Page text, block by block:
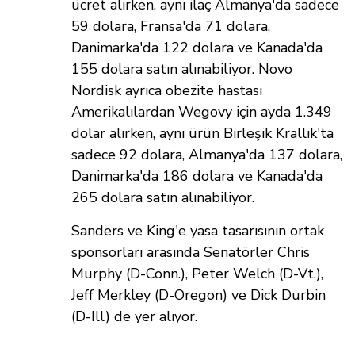
ücret alırken, aynı ilaç Almanya'da sadece
59 dolara, Fransa'da 71 dolara,
Danimarka'da 122 dolara ve Kanada'da
155 dolara satın alınabiliyor. Novo
Nordisk ayrıca obezite hastası
Amerikalılardan Wegovy için ayda 1.349
dolar alırken, aynı ürün Birleşik Krallık'ta
sadece 92 dolara, Almanya'da 137 dolara,
Danimarka'da 186 dolara ve Kanada'da
265 dolara satın alınabiliyor.
Sanders ve King'e yasa tasarısının ortak
sponsorları arasında Senatörler Chris
Murphy (D-Conn.), Peter Welch (D-Vt.),
Jeff Merkley (D-Oregon) ve Dick Durbin
(D-Ill) de yer alıyor.